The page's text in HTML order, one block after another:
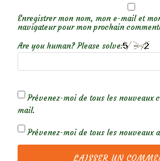
Enregistrer mon nom, mon e-mail et
navigateur pour mon prochain
Are you human? Please solve:
Prévenez-moi de tous les nouveaux
mail.
Prévenez-moi de tous les nouveaux